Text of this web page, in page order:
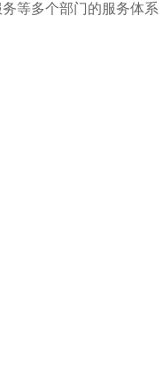
等多个部门的服务体